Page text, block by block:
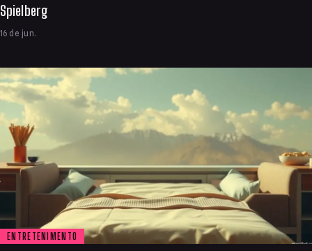
Spielberg
16 de jun.
ENTRETENIMENTO